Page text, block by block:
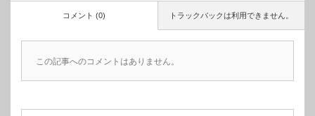
トラックバックは利用できません。
コメント (0)
この記事へのコメントはありません。